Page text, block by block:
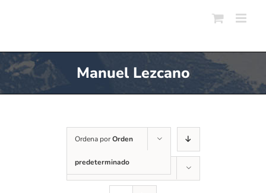
Manuel Lezcano
Ordena porOrden
predeterminado
Mostrar